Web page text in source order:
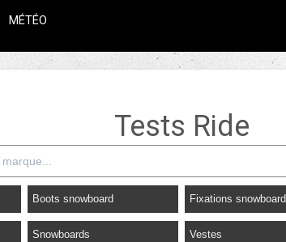
MÉTÉO
Tests Ride
Boots snowboard Fixations snowboard
Snowboards Vestes